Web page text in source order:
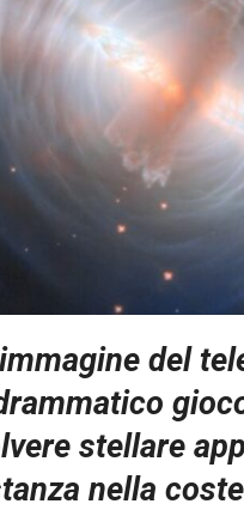
del
stellare
nella